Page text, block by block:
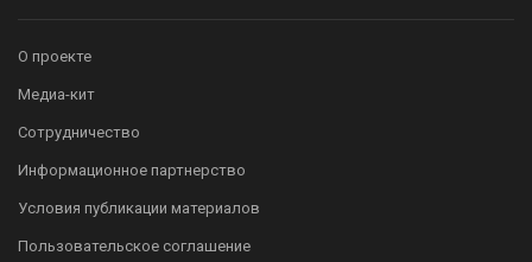
О проекте
Медиа-кит
Сотрудничество
Информационное партнерство
Условия публикации материалов
Пользовательское соглашение